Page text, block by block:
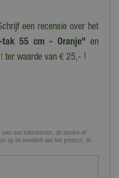
een recensie over het
tak 55 cm - Oranje" en
ter waarde van € 25,- !
ons tuincentrum, de service of
op de kwaliteit van het product, de